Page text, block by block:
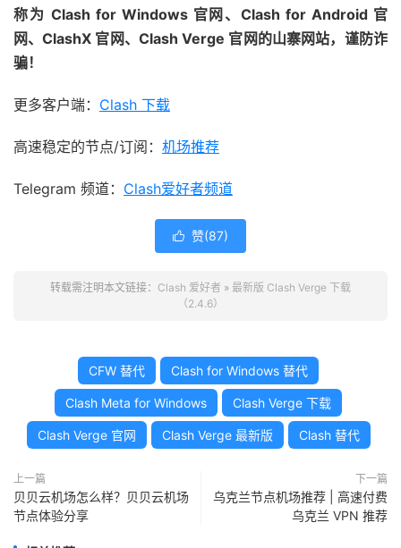
称为 Clash for Windows 官网、Clash for Android 官
网、ClashX 官网、Clash Verge 官网的山寨网站，谨防诈
骗！
更多客户端： Clash 下载
高速稳定的节点/订阅： 机场推荐
Telegram 频道： Clash爱好者频道
 赞(87)
转载需注明本文链接： Clash 爱好者 » 最新版 Clash Verge 下载
（2.4.6）
CFW 替代 Clash for Windows 替代
Clash Meta for Windows Clash Verge 下载
Clash Verge 官网 Clash Verge 最新版 Clash 替代
上一篇
贝贝云机场怎么样？贝贝云机场
节点体验分享
下一篇
乌克兰节点机场推荐 | 高速付费
乌克兰 VPN 推荐